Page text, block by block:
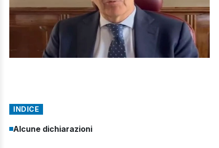
INDICE
Alcune dichiarazioni